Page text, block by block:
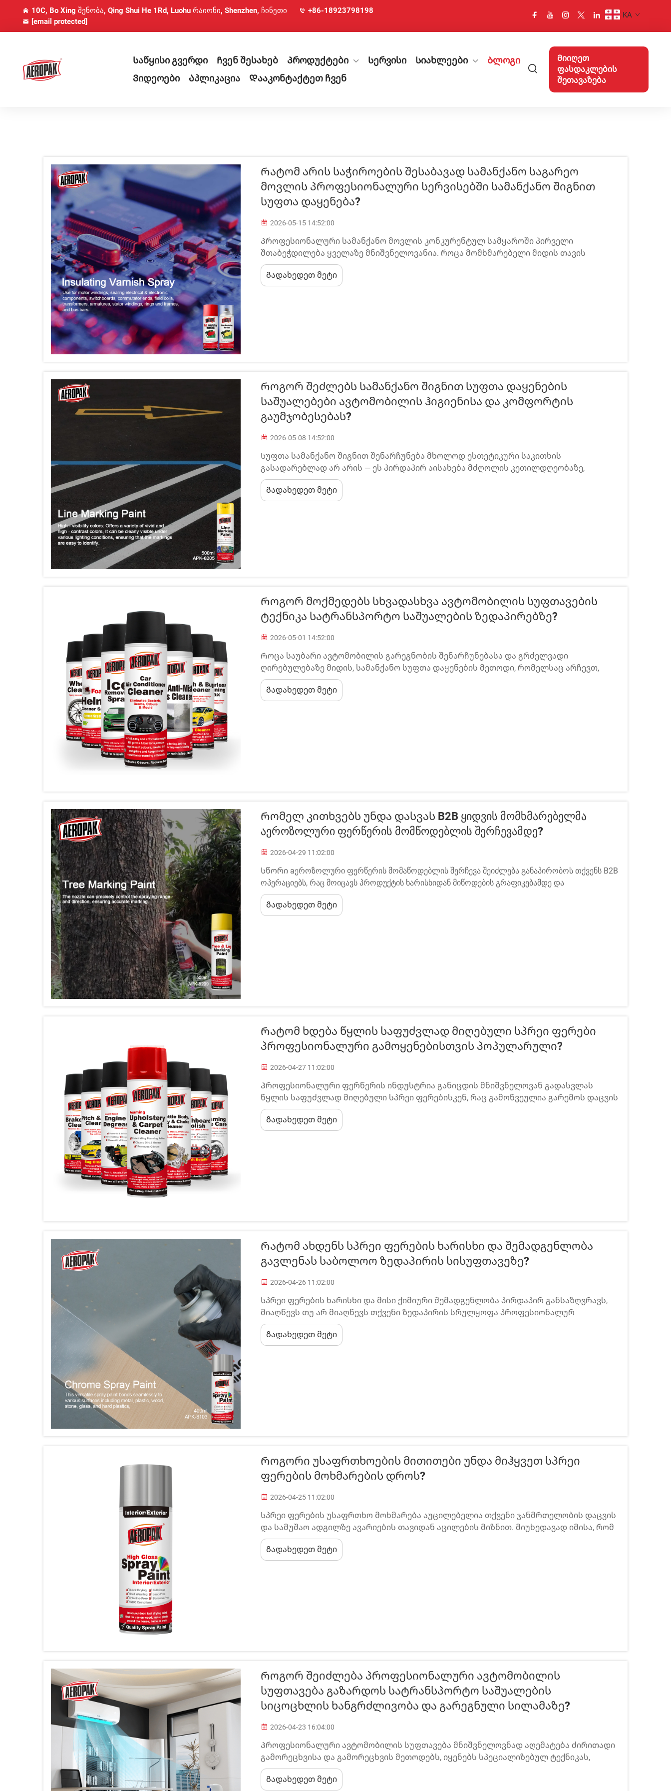
10C, Bo Xing შენობა, Qing Shui He 1Rd, Luohu რაიონი, Shenzhen, ჩინეთი
+86-18923798198
[email protected]
KA
Საწყისი გვერდი Ჩვენ შესახებ Პროდუქტები Სერვისი Სიახლეები
Ბლოგი
Ვიდეოები
Აპლიკაცია Დააკონტაქტეთ ჩვენ
Მიიღეთ
ფასდაკლების
შეთავაზება
Რატომ Არის Საჭიროების Შესაბავად Სამანქანო Საგარეო
Მოვლის Პროფესიონალური Სერვისებში Სამანქანო Შიგნით
Სუფთა Დაყენება?
2026-05-15 14:52:00
Პროფესიონალური სამანქანო მოვლის კონკურენტულ სამყაროში პირველი
შთაბეჭდილება ყველაზე მნიშვნელოვანია. როცა მომხმარებელი მიდის თავის
მანქანას დეტაილინგის სესიის შემდეგ, ის ის, რასაც იგი მანქანის კაბინაში ხედავს და
გრძნობს, უფრო მეტს ამბობს თქვენს მომსახურების ხარისხზე, ვიდრე ნებისმიერი
პოლირების...
Გადახედეთ მეტი
Როგორ Შეძლებს Სამანქანო Შიგნით Სუფთა Დაყენების
Საშუალებები Ავტომობილის Ჰიგიენისა Და Კომფორტის
Გაუმჯობესებას?
2026-05-08 14:52:00
Სუფთა სამანქანო შიგნით შენარჩუნება მხოლოდ ესთეტიკური საკითხის
გასადარებლად არ არის — ეს პირდაპირ აისახება მძღოლის კეთილდღეობაზე,
მგზავრების კომფორტზე და ნებისმიერი ავტომობილის გრძელვადი ღირებულებაზე.
სამანქანო შიგნით სუფთა დაყენების საშუალებები წლების განმავლობაში
მნიშვნელოვნად განვითარდა...
Გადახედეთ მეტი
Როგორ Მოქმედებს Სხვადასხვა Ავტომობილის Სუფთავების
Ტექნიკა Სატრანსპორტო Საშუალების Ზედაპირებზე?
2026-05-01 14:52:00
Როცა საუბარი ავტომობილის გარეგნობის შენარჩუნებასა და გრძელვადი
ღირებულებაზე მიდის, სამანქანო სუფთა დაყენების მეთოდი, რომელსაც არჩევთ,
მეტად მნიშვნელოვანია, ვ чем უმეტესობა მძღოლები ფიქრობს. ტრადიციული ხელით
გამობანებიდან წყლის გარეშე სპრეი ამოხსნებამდე, თითოეული ტექნიკა თქვენს...
Გადახედეთ მეტი
Რომელ Კითხვებს Უნდა Დასვას B2B Ყიდვის Მომხმარებელმა
Აეროზოლური Ფერწერის Მომწოდებლის Შერჩევამდე?
2026-04-29 11:02:00
Სწორი аეროზოლური ფერწერის მომაწოდებლის შერჩევა შეიძლება განაპირობოს თქვენს B2B
ოპერაციებს, რაც მოიცავს პროდუქტის ხარისხიდან მიწოდების გრაფიკებამდე და
გრძელვადიანი პარტნიორობის წარმატებამდე ყველაფერს. ბაზარზე რამდენიმე
მომაწოდებელი ამბობს, რომ მათ აქვთ ექსპერტული ცოდნა, მაგრამ B2B ყიდვის
მომხმარებლებს ...
Გადახედეთ მეტი
Რატომ Ხდება Წყლის Საფუძვლად Მიღებული Სპრეი Ფერები
Პროფესიონალური Გამოყენებისთვის Პოპულარული?
2026-04-27 11:02:00
Პროფესიონალური ფერწერის ინდუსტრია განიცდის მნიშვნელოვან გადასვლას
წყლის საფუძვლად მიღებული სპრეი ფერებისკენ, რაც გამოწვეულია გარემოს დაცვის
მოთხოვნების ევოლუციით, სამუშაო ადგილის უსაფრთხოების მოთხოვნებით და
ტექნოლოგიური განვითარებით. პროფესიონალური ფერწერები, მომხმარებლები, ა...
Გადახედეთ მეტი
Რატომ Ახდენს Სპრეი Ფერების Ხარისხი Და Შემადგენლობა
Გავლენას Საბოლოო Ზედაპირის Სისუფთავეზე?
2026-04-26 11:02:00
Სპრეი ფერების ხარისხი და მისი ქიმიური შემადგენლობა პირდაპირ განსაზღვრავს,
მიაღწევს თუ არ მიაღწევს თქვენი ზედაპირის სრულყოფა პროფესიონალურ
სტანდარტებს ან გამოიწვევს მოულოდნელ შედეგებს. სპრეი ფერების
ფორმულირების მნიშვნელობის გაგება ხელს უწყობს ხშირად მოხდენილი
ფერწერის...
Გადახედეთ მეტი
Როგორი Უსაფრთხოების Მითითები Უნდა Მიჰყვეთ Სპრეი
Ფერების Მოხმარების Დროს?
2026-04-25 11:02:00
Სპრეი ფერების უსაფრთხო მოხმარება აუცილებელია თქვენი ჯანმრთელობის დაცვის
და სამუშაო ადგილზე ავარიების თავიდან აცილების მიზნით. მიუხედავად იმისა, რომ
თქვენ მუშაობთ ავტომობილების ხელახლა შეფერებაზე, სამრეწველო საფარების
პროექტებზე ან დეკორატიულ გამოყენებაზე, სწორი უსაფრთხოების პროტოკოლები
შეიძლება თავიდან აიცილონ სერიოზული...
Გადახედეთ მეტი
Როგორ Შეიძლება Პროფესიონალური Ავტომობილის
Სუფთავება Გაზარდოს Სატრანსპორტო Საშუალების
Სიცოცხლის Ხანგრძლივობა Და Გარეგნული Სილამაზე?
2026-04-23 16:04:00
Პროფესიონალური ავტომობილის სუფთავება მნიშვნელოვნად აღემატება ძირითადი
გამორეცხვისა და გამორეცხვის მეთოდებს, იყენებს სპეციალიზებულ ტექნიკას,
საერთაშორისო დონის პროდუქტებს და სისტემურ მეთოდებს, რომლებიც
მნიშვნელოვნად მოქმედებენ როგორც სატრანსპორტო საშუალების სიცოცხლის
Გადახედეთ მეტი